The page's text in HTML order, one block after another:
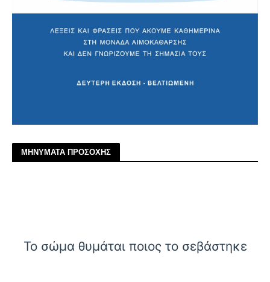
ΜΗΝΥΜΑΤΑ ΠΡΟΣΟΧΗΣ
Το σώμα θυμάται ποιος το σεβάστηκε